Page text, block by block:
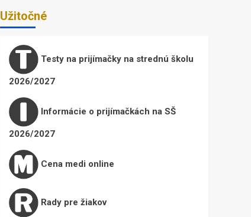
Užitočné
Testy na prijímačky na strednú školu
2026/2027
Informácie o prijímačkách na SŠ
2026/2027
Cena medi online
Rady pre žiakov